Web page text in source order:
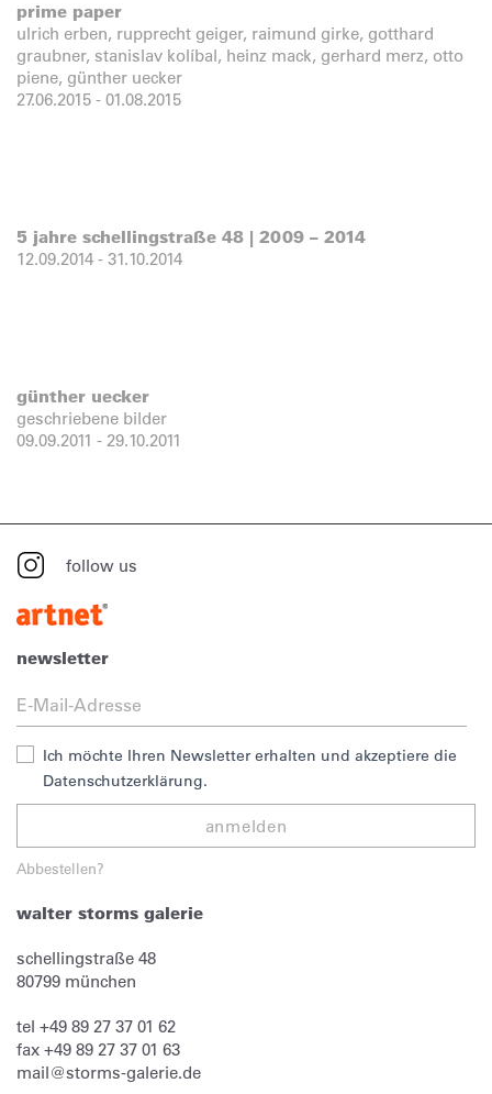
prime paper
ulrich erben, rupprecht geiger, raimund girke, gotthard
graubner, stanislav kolíbal, heinz mack, gerhard merz, otto
piene, günther uecker
27.06.2015 - 01.08.2015
5 jahre schellingstraße 48 | 2009 – 2014
12.09.2014 - 31.10.2014
günther uecker
geschriebene bilder
09.09.2011 - 29.10.2011
follow us
newsletter
Ich möchte Ihren Newsletter erhalten und akzeptiere die
Datenschutzerklärung.
anmelden
Abbestellen?
walter storms galerie
schellingstraße 48
80799 münchen
tel +49 89 27 37 01 62
fax +49 89 27 37 01 63
mail@storms-galerie.de